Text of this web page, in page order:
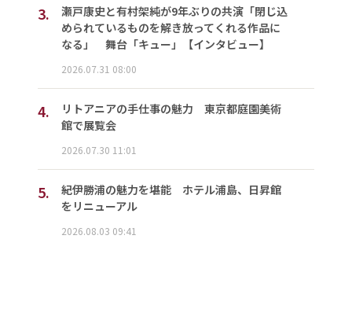
3.
瀬戸康史と有村架純が9年ぶりの共演「閉じ込
められているものを解き放ってくれる作品に
なる」 舞台「キュー」【インタビュー】
2026.07.31 08:00
4.
リトアニアの手仕事の魅力 東京都庭園美術
館で展覧会
2026.07.30 11:01
5.
紀伊勝浦の魅力を堪能 ホテル浦島、日昇館
をリニューアル
2026.08.03 09:41